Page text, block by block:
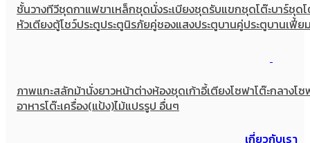
ชั้นวางทีวีชุดกาแฟขาเหล็กชุดนั่งระเบียงชุดรับแขกชุดโต๊ะบาร์ชุดโ
หัวเตียงตู้โชว์ประตูประตูนิรภัยคู่ชองแสงประตูบานคู่ประตูบานเฟี้ย
ภาพแกะสลักม้านั่งยาวหน้าต่างห้องชุดเก้าอี้เตียงโซฟาโต๊ะกลางโซ
อาหารโต๊ะเครื่อง(แป้ง)ไม้แปรรูป อื่นๆ
เกี่ยวกับเรา